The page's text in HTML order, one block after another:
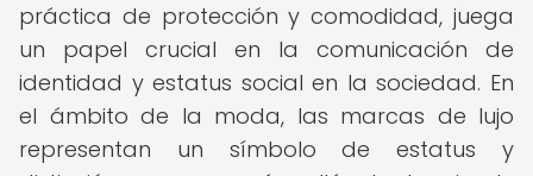
práctica de protección y comodidad, juega
un papel crucial en la comunicación de
identidad y estatus social en la sociedad. En
el ámbito de la moda, las marcas de lujo
representan un símbolo de estatus y